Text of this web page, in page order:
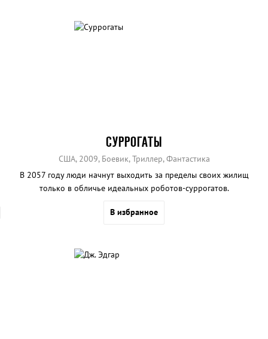
СУРРОГАТЫ
США, 2009, Боевик, Триллер, Фантастика
В 2057 году люди начнут выходить за пределы своих жилищ
только в обличье идеальных роботов-суррогатов.
В избранное